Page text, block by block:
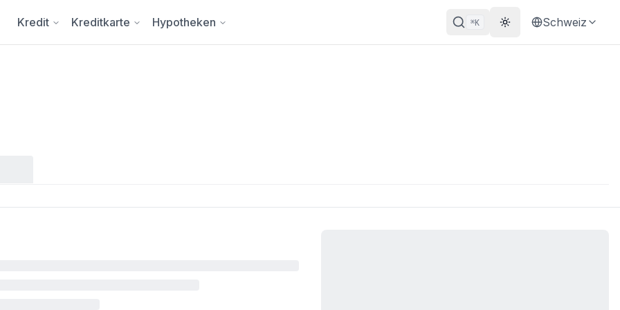
Kredit Kreditkarte Hypotheken ⌘K Theme wechseln
Schweiz